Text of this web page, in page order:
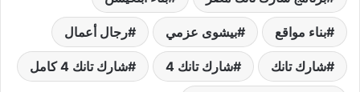
بناء مواقع بيشوى عزمي رجال أعمال
شارك تانك شارك تانك 4 شارك تانك 4 كامل